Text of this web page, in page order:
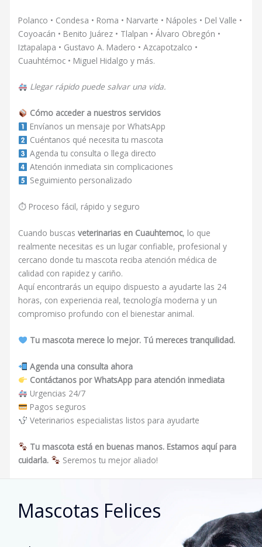
Polanco • Condesa • Roma • Narvarte • Nápoles • Del Valle •
Coyoacán • Benito Juárez • Tlalpan • Álvaro Obregón •
Iztapalapa • Gustavo A. Madero • Azcapotzalco •
Cuauhtémoc • Miguel Hidalgo y más.
Llegar rápido puede salvar una vida.
Cómo acceder a nuestros servicios
Envíanos un mensaje por WhatsApp
Cuéntanos qué necesita tu mascota
Agenda tu consulta o llega directo
Atención inmediata sin complicaciones
Seguimiento personalizado
⏱ Proceso fácil, rápido y seguro
Cuando buscasveterinarias en Cuauhtemoc, lo que
realmente necesitas es un lugar confiable, profesional y
cercano donde tu mascota reciba atención médica de
calidad con rapidez y cariño.
Aquí encontrarás un equipo dispuesto a ayudarte las 24
horas, con experiencia real, tecnología moderna y un
compromiso profundo con el bienestar animal.
Tu mascota merece lo mejor. Tú mereces tranquilidad.
Agenda una consulta ahora
Contáctanos por WhatsApp para atención inmediata
Urgencias 24/7
Pagos seguros
Veterinarios especialistas listos para ayudarte
Tu mascota está en buenas manos. Estamos aquí para
cuidarla.
Seremos tu mejor aliado!
Mascotas Felices